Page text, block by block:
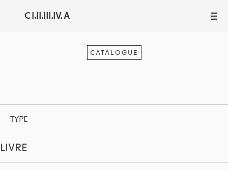
C I.II.III.IV. A III
CATALOGUE
TYPE
LIVRE